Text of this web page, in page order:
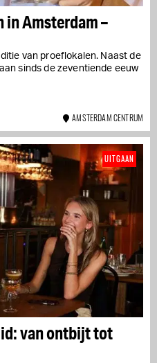
in Amsterdam –
van proeflokalen. Naast de
sinds de zeventiende eeuw
AMSTERDAM CENTRUM
van ontbijt tot
UITGAAN